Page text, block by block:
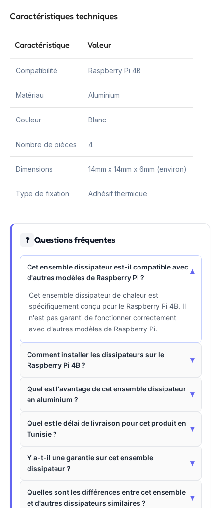
Caractéristiques techniques
Caractéristique Valeur
Compatibilité Raspberry Pi 4B
Matériau Aluminium
Couleur Blanc
Nombre de pièces 4
Dimensions 14mm x 14mm x 6mm (environ)
Type de fixation Adhésif thermique
❓ Questions fréquentes
Cet ensemble dissipateur est-il compatible avec
d'autres modèles de Raspberry Pi ?
▾
Cet ensemble dissipateur de chaleur est
spécifiquement conçu pour le Raspberry Pi 4B. Il
n'est pas garanti de fonctionner correctement
avec d'autres modèles de Raspberry Pi.
Comment installer les dissipateurs sur le
Raspberry Pi 4B ?
▾
Quel est l'avantage de cet ensemble dissipateur
en aluminium ?
▾
Quel est le délai de livraison pour cet produit en
Tunisie ?
▾
Y a-t-il une garantie sur cet ensemble
dissipateur ?
▾
Quelles sont les différences entre cet ensemble
et d'autres dissipateurs similaires ?
▾